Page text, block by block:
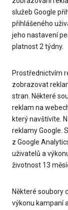
služeb Google
přihlášeného
jeho nastavení
platnost 2 týdny.
Prostřednictvím
zobrazovat
stran. Některé
reklam na
který navštívíte.
reklamy Google.
z Google
uživatelů a
životnost 13
Některé soubory
výkonu kampaní